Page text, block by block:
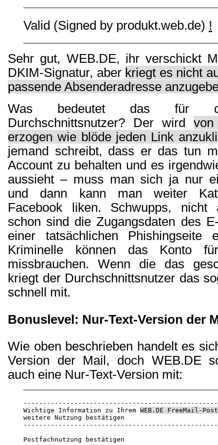
Valid (Signed by produkt.web.de) !
Sehr gut, WEB.DE, ihr verschickt
DKIM-Signatur, aber kriegt es nicht
passende Absenderadresse
Was bedeutet das für
Durchschnittsnutzer? Der wird
erzogen wie blöde jeden Link
jemand schreibt, dass er das tun
Account zu behalten und es
aussieht – muss man sich ja nur
und dann kann man weiter
Facebook liken. Schwupps, nicht
schon sind die Zugangsdaten des
einer tatsächlichen Phishingseite
Kriminelle können das Konto
missbrauchen. Wenn die das
kriegt der Durchschnittsnutzer das
schnell mit.
Bonuslevel: Nur-Text-Version der
Wie oben beschrieben handelt es
Version der Mail, doch WEB.DE
auch eine Nur-Text-Version mit:
Wichtige Information zu Ihrem WEB.DE FreeMail-
weitere Nutzung bestätigen
Postfachnutzung bestätigen